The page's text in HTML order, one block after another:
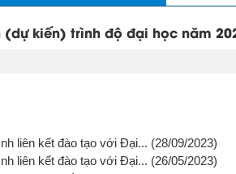
kiến) trình độ đại học năm
liên kết đào tạo với Đại... (28/09/2023)
liên kết đào tạo với Đại... (26/05/2023)